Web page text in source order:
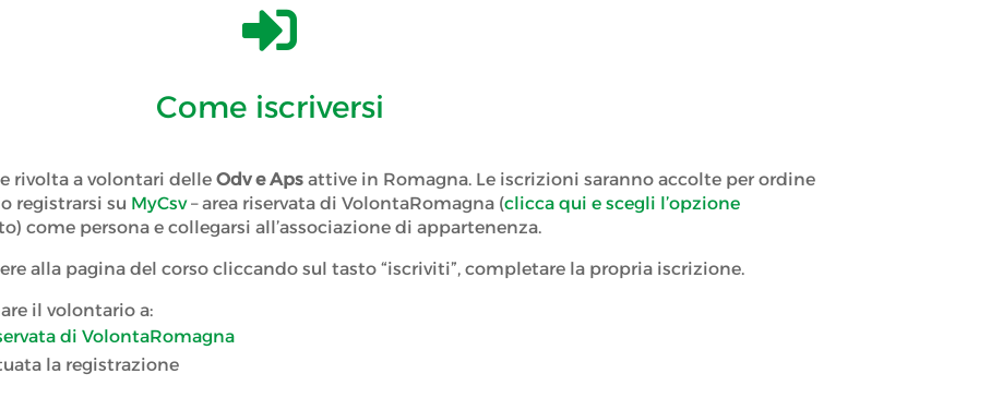

Come iscriversi
rivolta a volontari delleOdv e Aps attive in Romagna. Le iscrizioni saranno accolte per ordine
registrarsi su MyCsv– area riservata di VolontaRomagna (clicca qui e scegli l’opzione
come persona e collegarsi all’associazione di appartenenza.
alla pagina del corso cliccando sul tasto “iscriviti”, completare la propria iscrizione.
il volontario a:
di VolontaRomagna
la registrazione